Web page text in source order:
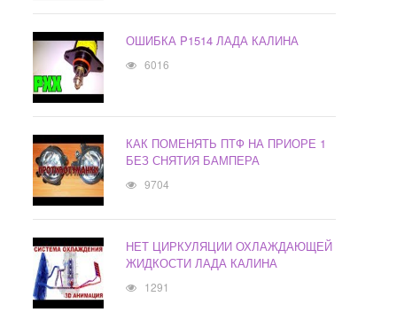
ОШИБКА P1514 ЛАДА КАЛИНА
6016
КАК ПОМЕНЯТЬ ПТФ НА ПРИОРЕ 1
БЕЗ СНЯТИЯ БАМПЕРА
9704
НЕТ ЦИРКУЛЯЦИИ ОХЛАЖДАЮЩЕЙ
ЖИДКОСТИ ЛАДА КАЛИНА
1291